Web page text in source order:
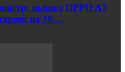
вышел OPPO A7
на 10…